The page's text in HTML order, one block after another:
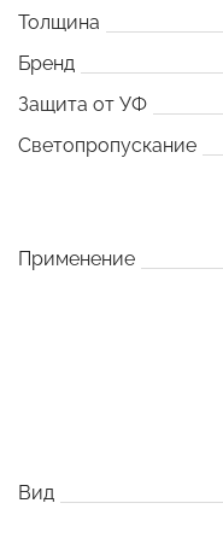
Толщина
Бренд
Защита от УФ
Светопропускание
Применение
Вид